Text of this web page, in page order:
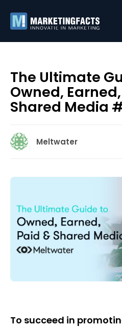
The Ultimate
Owned,
Shared Media
Meltwater
To succeed in